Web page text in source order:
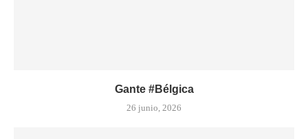
Gante #Bélgica
26 junio, 2026